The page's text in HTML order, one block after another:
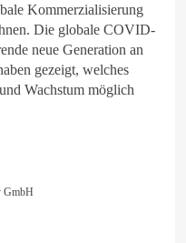
Kommerzialisierung
Die globale COVID-
neue Generation an
gezeigt, welches
Wachstum möglich
GmbH